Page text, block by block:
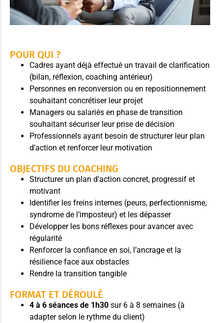
POUR QUI ?
Cadres ayant déjà effectué un travail de clarification
(bilan, réflexion, coaching antérieur)
Personnes en reconversion ou en repositionnement
souhaitant concrétiser leur projet
Managers ou salariés en phase de transition
souhaitant sécuriser leur prise de décision
Professionnels ayant besoin de structurer leur plan
d’action et renforcer leur motivation
OBJECTIFS DU COACHING
Structurer un plan d’action concret, progressif et
motivant
Identifier les freins internes (peurs, perfectionnisme,
syndrome de l’imposteur) et les dépasser
Développer les bons réflexes pour avancer avec
régularité
Renforcer la confiance en soi, l’ancrage et la
résilience face aux obstacles
Rendre la transition tangible
FORMAT ET DÉROULÉ
4 à 6 séances de 1h30 sur 6 à 8 semaines (à
adapter selon le rythme du client)